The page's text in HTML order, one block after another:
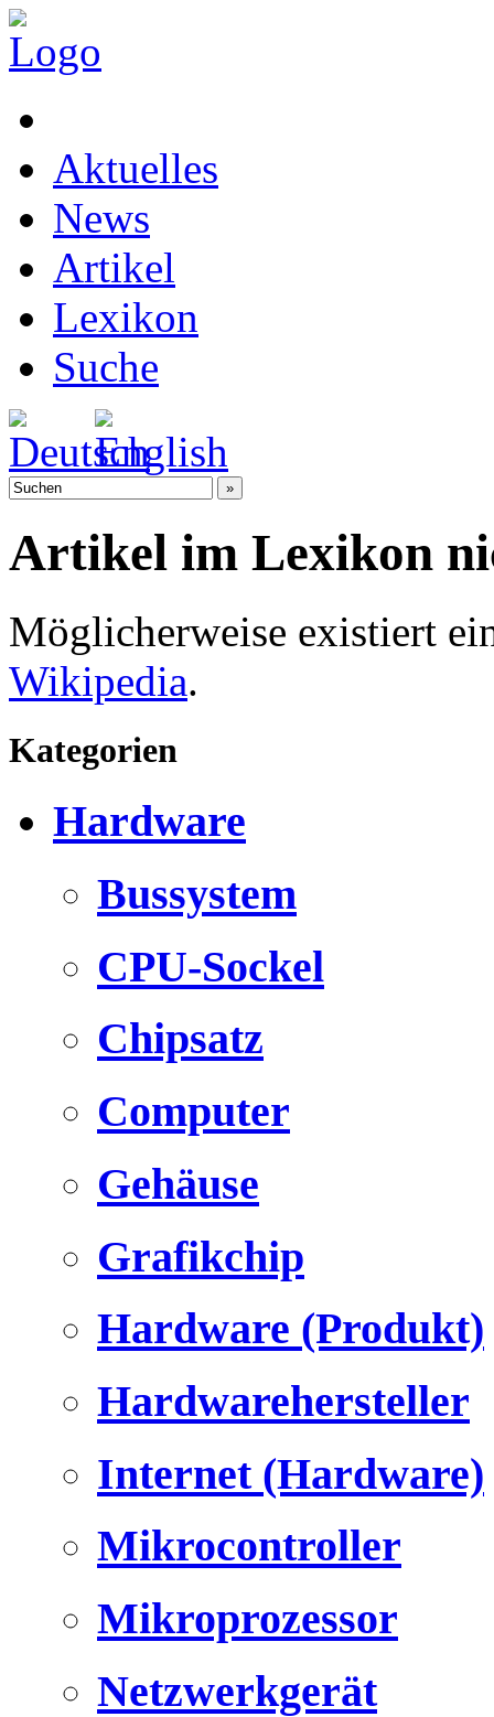
Aktuelles
News
Artikel
Lexikon
Suche
Artikel im Lexikon
Möglicherweise existiert
Wikipedia.
Kategorien
Hardware
Bussystem
CPU-Sockel
Chipsatz
Computer
Gehäuse
Grafikchip
Hardware (Produkt)
Hardwarehersteller
Internet (Hardware)
Mikrocontroller
Mikroprozessor
Netzwerkgerät